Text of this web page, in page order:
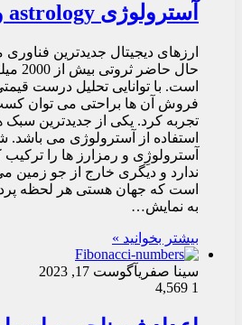
آسترولوژی astrology و ارزهای دیجیتال
ارزهای دیجیتال جدیدترین فناوری
حال
است. با توانایی تحلیل درست
فروش آن ها براحتی می توان کسب
تجربه کرد. یکی از جدیدترین سبک
استفاده از آسترولوژی می
آسترولوژِی و رمزارز ها را
ندارد و دیگری خارج از جو زمین
است که جهان هستی هر لحظه
به نمایش…
بیشتر بخوانید »
سینا صفریآگوست 17, 2023
1